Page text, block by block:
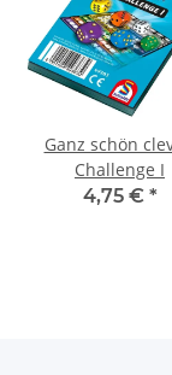
Ganz schön
Challenge I
4,75 € *